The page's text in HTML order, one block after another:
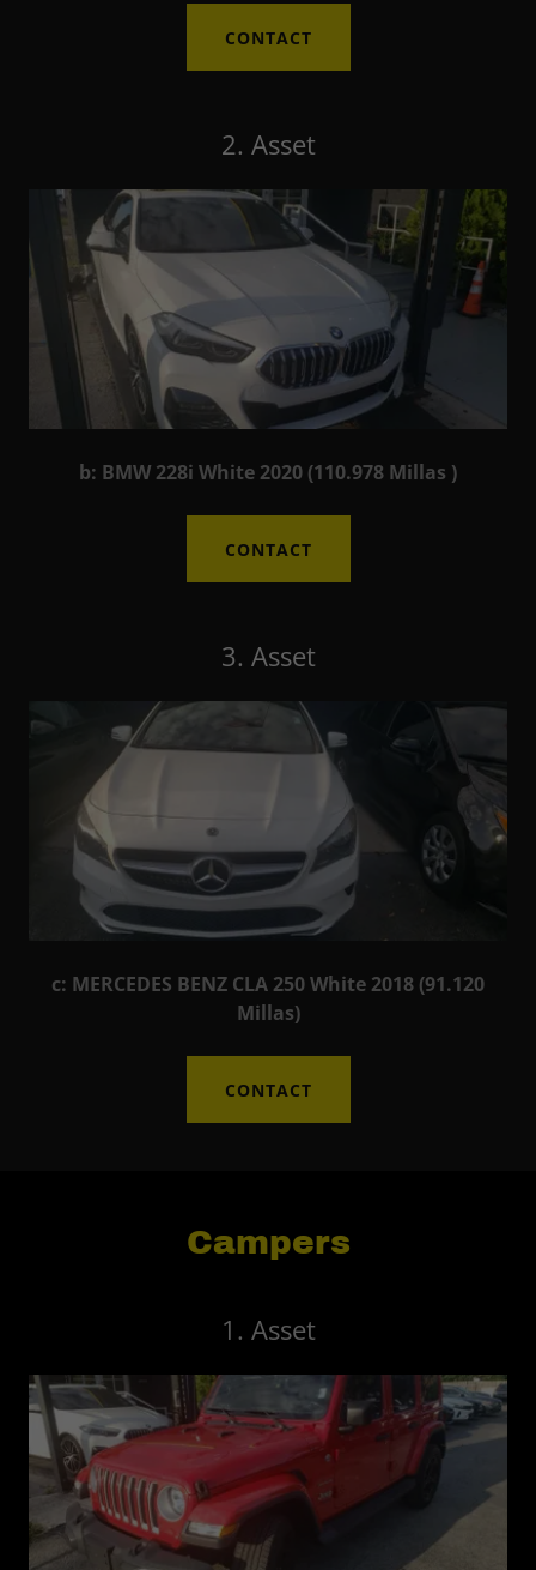
CONTACT
2. Asset
b: BMW 228i White 2020 (110.978 Millas )
CONTACT
3. Asset
c: MERCEDES BENZ CLA 250 White 2018 (91.120
Millas)
CONTACT
Campers
1. Asset